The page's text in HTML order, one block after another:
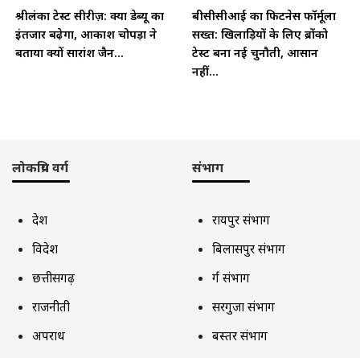
श्रीलंका टेस्ट सीरीज़: क्या डेब्यू का
इंतजार बढ़ेगा, आकाश चोपड़ा ने
बताया क्यों सारांश जैन...
बीसीसीआई का फिटनेस फॉर्मूला
सख्त: खिलाड़ियों के लिए ब्रोंको
टेस्ट बना नई चुनौती, आसान
नहीं...
लोकप्रिय वर्ग
देश
विदेश
छत्तीसगढ़
राजनीती
अपराध
संभाग
रायपुर संभाग
बिलासपुर संभाग
दुर्ग संभाग
सरगुजा संभाग
बस्तर संभाग